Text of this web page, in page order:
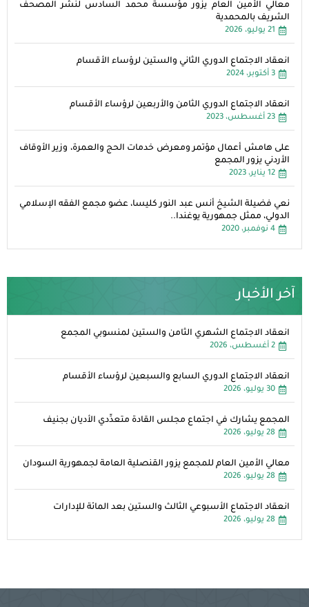
معالي الأمين العام يزور مؤسسة محمد السادس لنشر المصحف
الشريف بالمحمدية
21 يوليو، 2026
انعقاد الاجتماع الدوري الثاني والستين لرؤساء الأقسام
3 أكتوبر، 2024
انعقاد الاجتماع الدوري الثامن والأربعين لرؤساء الأقسام
23 أغسطس، 2023
على هامش أعمال مؤتمر ومعرض خدمات الحج والعمرة، وزير الأوقاف
الأردني يزور المجمع
12 يناير، 2023
نعي فضيلة الشيخ أنس عبد النور كليسا، عضو مجمع الفقه الإسلامي
الدولي، ممثل جمهورية يوغندا..
4 نوفمبر، 2020
آخر الأخبار
انعقاد الاجتماع الشهري الثامن والستين لمنسوبي المجمع
2 أغسطس، 2026
انعقاد الاجتماع الدوري السابع والسبعين لرؤساء الأقسام
30 يوليو، 2026
المجمع يشارك في اجتماع مجلس القادة متعدِّدي الأديان بجنيف
28 يوليو، 2026
معالي الأمين العام للمجمع يزور القنصلية العامة لجمهورية السودان
28 يوليو، 2026
انعقاد الاجتماع الأسبوعي الثالث والستين بعد المائة للإدارات
28 يوليو، 2026